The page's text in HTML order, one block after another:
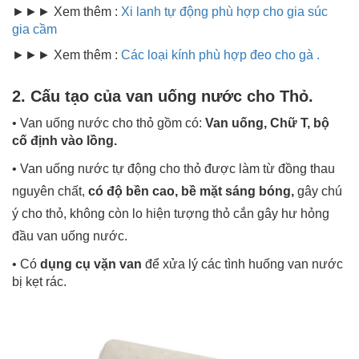
►►► Xem thêm : Xi lanh tự động phù hợp cho gia súc
gia cầm
►►► Xem thêm : Các loại kính phù hợp đeo cho gà .
2. Cấu tạo của van uống nước cho Thỏ.
• Van uống nước cho thỏ gồm có: Van uống, Chữ T, bộ
cố định vào lồng.
• Van uống nước tự động cho thỏ được làm từ đồng thau
nguyên chất, có độ bền cao, bề mặt sáng bóng, gây chú
ý cho thỏ, không còn lo hiện tượng thỏ cắn gây hư hỏng
đầu van uống nước.
• Có dụng cụ vặn van để xửa lý các tình huống van nước
bị kẹt rác.